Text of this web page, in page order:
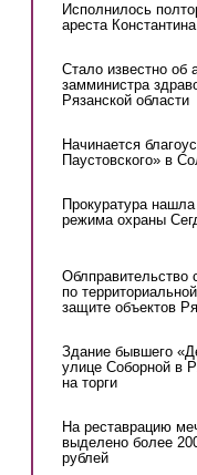
Исполнилось
ареста
Стало известно об
замминистра
Рязанской области
Начинается
Паустовского» в
Прокуратура
режима охраны
Облправительство
по
защите объектов
Здание бывшего
улице Соборной в
на торги
На реставрацию
выделено более
рублей